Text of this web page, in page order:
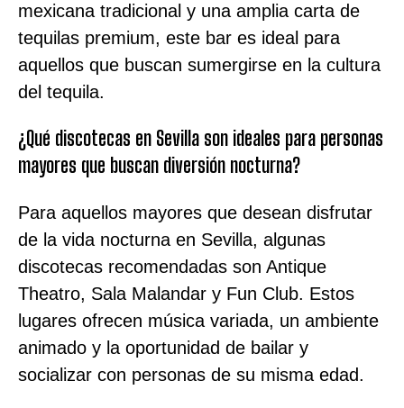
mexicana tradicional y una amplia carta de
tequilas premium, este bar es ideal para
aquellos que buscan sumergirse en la cultura
del tequila.
¿Qué discotecas en Sevilla son ideales para personas
mayores que buscan diversión nocturna?
Para aquellos mayores que desean disfrutar
de la vida nocturna en Sevilla, algunas
discotecas recomendadas son Antique
Theatro, Sala Malandar y Fun Club. Estos
lugares ofrecen música variada, un ambiente
animado y la oportunidad de bailar y
socializar con personas de su misma edad.